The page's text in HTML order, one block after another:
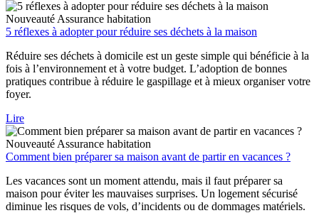
Nouveauté Assurance habitation
5 réflexes à adopter pour réduire ses déchets à la maison
Réduire ses déchets à domicile est un geste simple qui bénéficie à la
fois à l’environnement et à votre budget. L’adoption de bonnes
pratiques contribue à réduire le gaspillage et à mieux organiser votre
foyer.
Lire
Nouveauté Assurance habitation
Comment bien préparer sa maison avant de partir en vacances ?
Les vacances sont un moment attendu, mais il faut préparer sa
maison pour éviter les mauvaises surprises. Un logement sécurisé
diminue les risques de vols, d’incidents ou de dommages matériels.